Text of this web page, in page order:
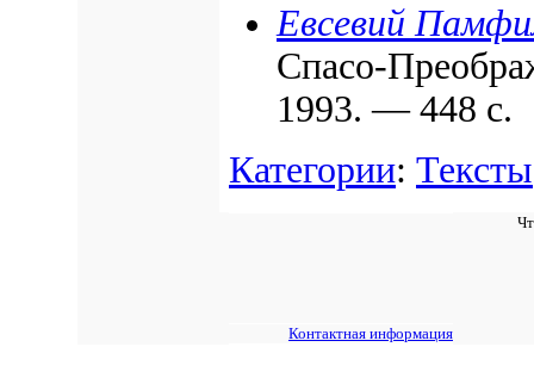
Евсевий
Спасо-
1993. — 448 с.
Категории: Тексты
Контактная информация